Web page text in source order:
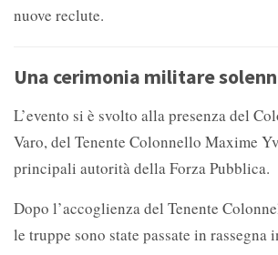
nuove reclute.
Una cerimonia militare
L’evento si è svolto alla presenza del
Varo, del Tenente Colonnello Maxime
principali autorità della Forza Pubblica.
Dopo l’accoglienza del Tenente
le truppe sono state passate in rassegna